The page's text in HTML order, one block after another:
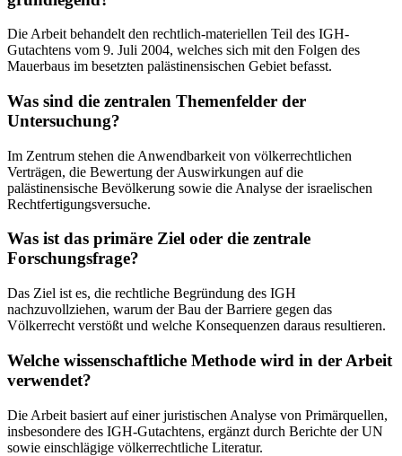
Die Arbeit behandelt den rechtlich-materiellen Teil des IGH-
Gutachtens vom 9. Juli 2004, welches sich mit den Folgen des
Mauerbaus im besetzten palästinensischen Gebiet befasst.
Was sind die zentralen Themenfelder der
Untersuchung?
Im Zentrum stehen die Anwendbarkeit von völkerrechtlichen
Verträgen, die Bewertung der Auswirkungen auf die
palästinensische Bevölkerung sowie die Analyse der israelischen
Rechtfertigungsversuche.
Was ist das primäre Ziel oder die zentrale
Forschungsfrage?
Das Ziel ist es, die rechtliche Begründung des IGH
nachzuvollziehen, warum der Bau der Barriere gegen das
Völkerrecht verstößt und welche Konsequenzen daraus resultieren.
Welche wissenschaftliche Methode wird in der Arbeit
verwendet?
Die Arbeit basiert auf einer juristischen Analyse von Primärquellen,
insbesondere des IGH-Gutachtens, ergänzt durch Berichte der UN
sowie einschlägige völkerrechtliche Literatur.